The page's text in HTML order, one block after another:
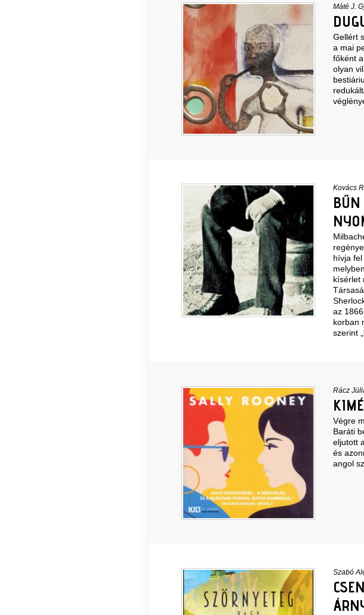
Máté J.
Gellért
a mai
főként
olyan
Kovács
hívja
kísérlet
az
korban
szerint
Rácz
Végre
Baráti
eljutott
és
angol
Szabó